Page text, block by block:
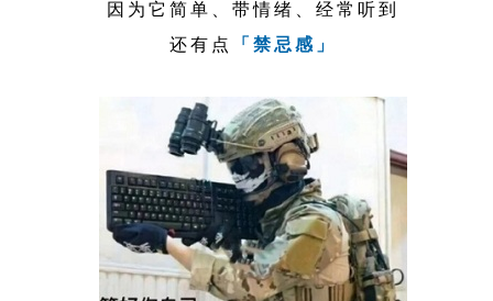
因为它简单、带情绪、经常听到
还有点 「禁忌感」